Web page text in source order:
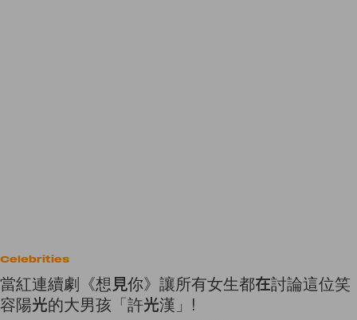
Celebrities
當紅連續劇《想見你》讓所有女生都在討論這位笑
容陽光的大男孩「許光漢」!